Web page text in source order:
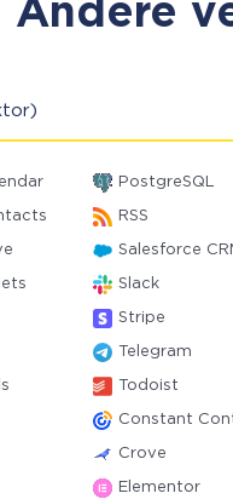
Andere
PostgreSQL
RSS
Salesforce
Slack
Stripe
Telegram
Todoist
Constant
Crove
Elementor